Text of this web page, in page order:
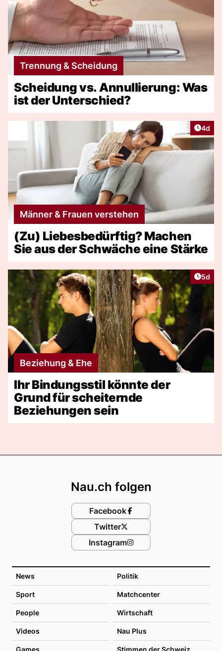
Trennung & Scheidung
Scheidung vs. Annullierung: Was
ist der Unterschied?
4d
Männer & Frauen verstehen
(Zu) Liebesbedürftig? Machen
Sie aus der Schwäche eine Stärke
5d
Beziehung & Ehe
Ihr Bindungsstil könnte der
Grund für scheiternde
Beziehungen sein
News Politik
Sport Matchcenter
People Wirtschaft
Videos Nau Plus
Games Stimmen der Schweiz
Nau.ch folgen
Facebook
Twitter
Instagram